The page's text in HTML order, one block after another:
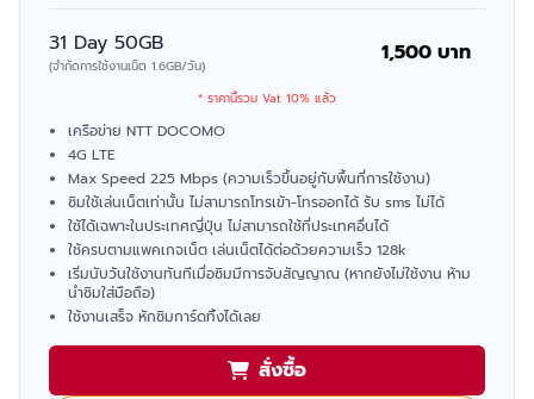
31 Day 50GB
(จำกัดการใช้งานเน็ต 1.6GB/วัน) 1,500 บาท
* ราคานี้รวม Vat 10% แล้ว
เครือข่าย NTT DOCOMO
4G LTE
Max Speed 225 Mbps (ความเร็วขึ้นอยู่กับพื้นที่การใช้งาน)
ซิมใช้เล่นเน็ตเท่านั้น ไม่สามารถโทรเข้า-โทรออกได้ รับ sms ไม่ได้
ใช้ได้เฉพาะในประเทศญี่ปุ่น ไม่สามารถใช้ที่ประเทศอื่นได้
ใช้ครบตามแพคเกจเน็ต เล่นเน็ตได้ต่อด้วยความเร็ว 128k
เริ่มนับวันใช้งานทันทีเมื่อซิมมีการจับสัญญาณ (หากยังไม่ใช้งาน ห้าม
นำซิมใส่มือถือ)
ใช้งานเสร็จ หักซิมการ์ดทิ้งได้เลย
สั่งซื้อ